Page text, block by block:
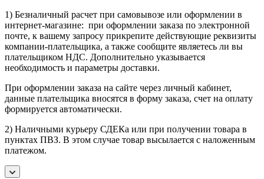
1) Безналичный расчет при самовывозе или оформлении в
интернет-магазине: при оформлении заказа по электронной
почте, к вашему запросу прикрепите действующие реквизиты
компании-плательщика, а также сообщите являетесь ли вы
плательщиком НДС. Дополнительно указывается
необходимость и параметры доставки.
При оформлении заказа на сайте через личный кабинет,
данные плательщика вносятся в форму заказа, счет на оплату
формируется автоматически.
2) Наличными курьеру СДЕКа или при получении товара в
пунктах ПВЗ. В этом случае товар высылается с наложенным
платежом.